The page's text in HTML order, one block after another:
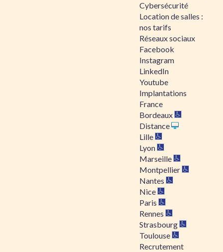
Cybersécurité
Location de salles :
nos tarifs
Réseaux sociaux
Facebook
Instagram
LinkedIn
Youtube
Implantations
France
Bordeaux
Distance
Lille
Lyon
Marseille
Montpellier
Nantes
Nice
Paris
Rennes
Strasbourg
Toulouse
Recrutement